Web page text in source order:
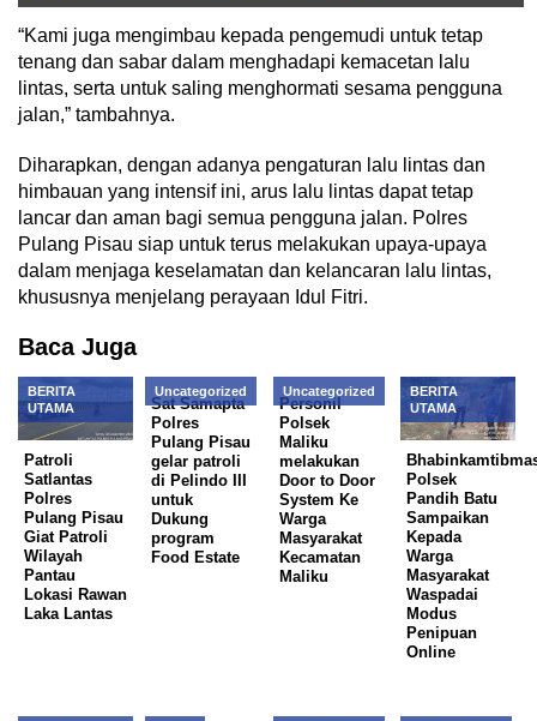
“Kami juga mengimbau kepada pengemudi untuk tetap
tenang dan sabar dalam menghadapi kemacetan lalu
lintas, serta untuk saling menghormati sesama pengguna
jalan,” tambahnya.
Diharapkan, dengan adanya pengaturan lalu lintas dan
himbauan yang intensif ini, arus lalu lintas dapat tetap
lancar dan aman bagi semua pengguna jalan. Polres
Pulang Pisau siap untuk terus melakukan upaya-upaya
dalam menjaga keselamatan dan kelancaran lalu lintas,
khususnya menjelang perayaan Idul Fitri.
Baca Juga
BERITA
UTAMA
Patroli
Satlantas
Polres
Pulang Pisau
Giat Patroli
Wilayah
Pantau
Lokasi Rawan
Laka Lantas
Uncategorized
Sat Samapta
Polres
Pulang Pisau
gelar patroli
di Pelindo III
untuk
Dukung
program
Food Estate
Uncategorized
Personil
Polsek
Maliku
melakukan
Door to Door
System Ke
Warga
Masyarakat
Kecamatan
Maliku
BERITA
UTAMA
Polsek
Pandih Batu
Sampaikan
Kepada
Warga
Masyarakat
Waspadai
Modus
Penipuan
Online